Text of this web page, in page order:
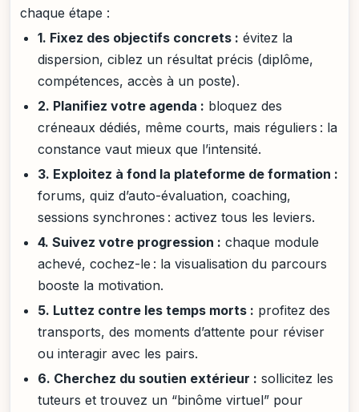
chaque étape :
1. Fixez des objectifs concrets : évitez la
dispersion, ciblez un résultat précis (diplôme,
compétences, accès à un poste).
2. Planifiez votre agenda : bloquez des
créneaux dédiés, même courts, mais réguliers : la
constance vaut mieux que l’intensité.
3. Exploitez à fond la plateforme de formation :
forums, quiz d’auto-évaluation, coaching,
sessions synchrones : activez tous les leviers.
4. Suivez votre progression : chaque module
achevé, cochez-le : la visualisation du parcours
booste la motivation.
5. Luttez contre les temps morts : profitez des
transports, des moments d’attente pour réviser
ou interagir avec les pairs.
6. Cherchez du soutien extérieur : sollicitez les
tuteurs et trouvez un “binôme virtuel” pour